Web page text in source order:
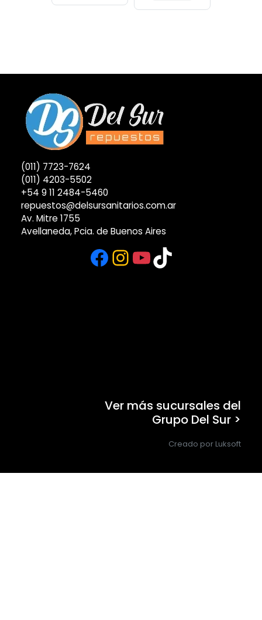
(011) 7723-7624
(011) 4203-5502
+54 9 11 2484-5460
repuestos@delsursanitarios.com.ar
Av. Mitre 1755
Avellaneda, Pcia. de Buenos Aires
Facebook
Instagram
YouTube
TikTok
Ver más sucursales del
Grupo Del Sur >
Creado por Luksoft